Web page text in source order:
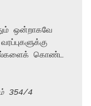
ஒன்றாகவே
கொண்ட
354/4